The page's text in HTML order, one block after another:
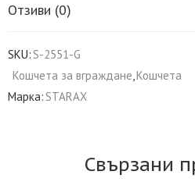
Отзиви (0)
SKU:S-2551-G
Кошчета за вграждане,Кошчета
Марка:STARAX
Свързани